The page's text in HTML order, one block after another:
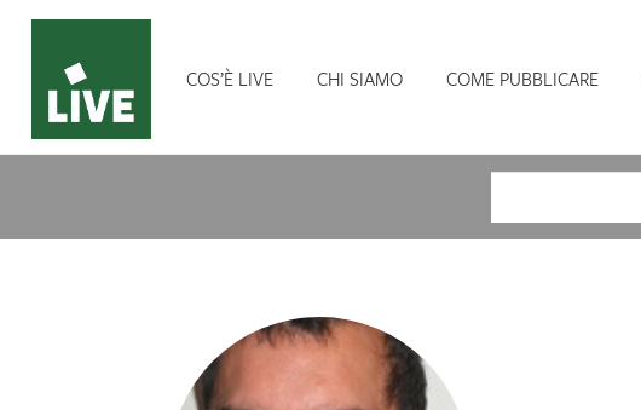
COS’È LIVE CHI SIAMO COME PUBBLICARE